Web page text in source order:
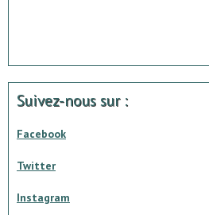
Suivez-nous sur :
Facebook
Twitter
Instagram